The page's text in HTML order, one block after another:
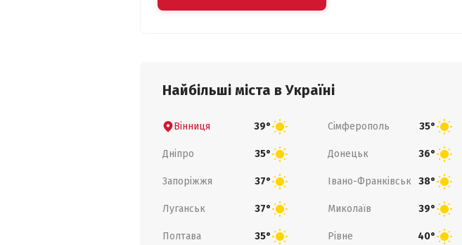
Найбільші міста в Україні
Вінниця 39° Сімферополь 35°
Дніпро 35° Донецьк 36°
Запоріжжя 37° Івано-Франківськ 38°
Луганськ 37° Миколаїв 39°
Полтава 35° Рівне 40°